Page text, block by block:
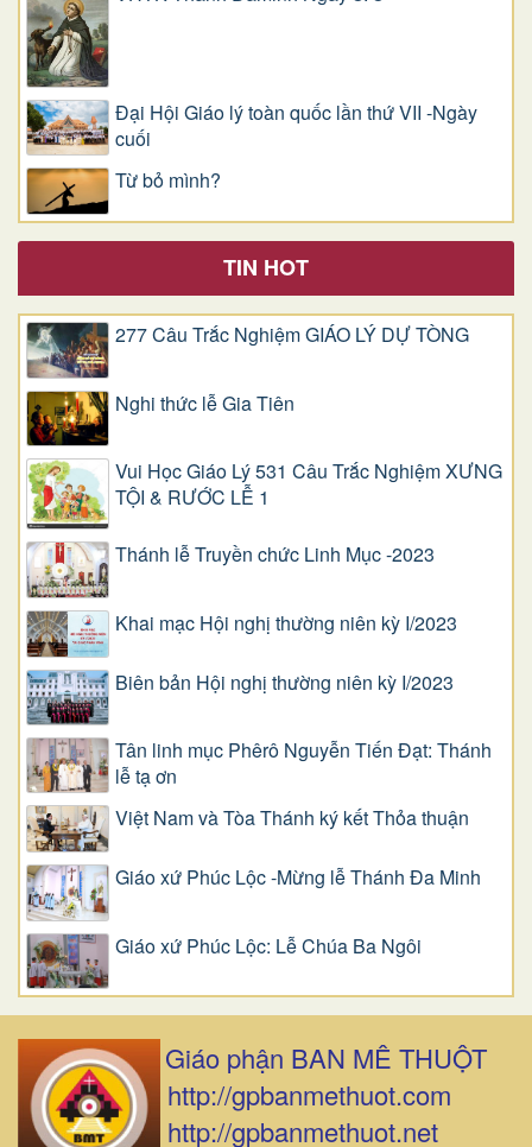
Đại Hội Giáo lý toàn quốc lần thứ VII -Ngày
cuối
Từ bỏ mình?
TIN HOT
277 Câu Trắc Nghiệm GIÁO LÝ DỰ TÒNG
Nghi thức lễ Gia Tiên
Vui Học Giáo Lý 531 Câu Trắc Nghiệm XƯNG
TỘI & RƯỚC LỄ 1
Thánh lễ Truyền chức Linh Mục -2023
Khai mạc Hội nghị thường niên kỳ I/2023
Biên bản Hội nghị thường niên kỳ I/2023
Tân linh mục Phêrô Nguyễn Tiến Đạt: Thánh
lễ tạ ơn
Việt Nam và Tòa Thánh ký kết Thỏa thuận
Giáo xứ Phúc Lộc -Mừng lễ Thánh Đa Minh
Giáo xứ Phúc Lộc: Lễ Chúa Ba Ngôi
Giáo phận BAN MÊ THUỘT
http://gpbanmethuot.com
http://gpbanmethuot.net